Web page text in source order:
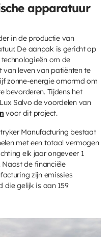
apparatuur
in de productie van
De aanpak is gericht op
om de
leven van patiënten te
zonne-energie omarmd om
bevorderen. Tijdens het
Salvo de voordelen van
voor dit project.
Manufacturing bestaat
met een totaal vermogen
elk jaar ongeveer 1
Naast de financiële
zijn emissies
die gelijk is aan 159